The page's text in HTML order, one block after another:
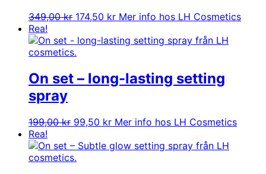
349,00kr Det
priset
var:
174,50 krDet
priset
Mer info hos LH Cosmetics
Rea!
On set – long-lasting setting
spray
199,00kr Det
priset
var:
99,50 krDet
priset
Mer info hos LH Cosmetics
Rea!